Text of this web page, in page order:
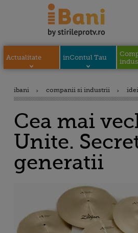
Actualitate inContul Tau
ibani companii si industrii
Cea mai
Unite.
generatii